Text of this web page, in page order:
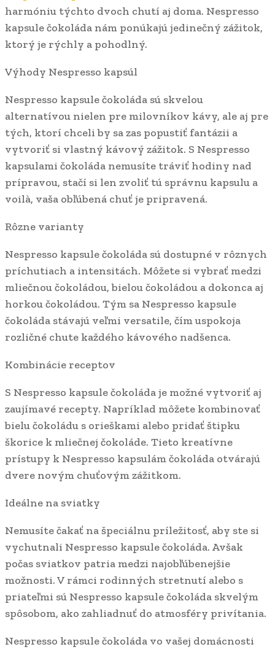
harmóniu týchto dvoch chutí aj doma. Nespresso
kapsule čokoláda nám ponúkajú jedinečný zážitok,
ktorý je rýchly a pohodlný.
Výhody Nespresso kapsúl
Nespresso kapsule čokoláda sú skvelou
alternatívou nielen pre milovníkov kávy, ale aj pre
tých, ktorí chceli by sa zas popustiť fantázii a
vytvoriť si vlastný kávový zážitok. S Nespresso
kapsulami čokoláda nemusíte tráviť hodiny nad
prípravou, stačí si len zvoliť tú správnu kapsulu a
voilà, vaša obľúbená chuť je pripravená.
Rôzne varianty
Nespresso kapsule čokoláda sú dostupné v rôznych
príchutiach a intensitách. Môžete si vybrať medzi
mliečnou čokoládou, bielou čokoládou a dokonca aj
horkou čokoládou. Tým sa Nespresso kapsule
čokoláda stávajú veľmi versatile, čím uspokoja
rozličné chute každého kávového nadšenca.
Kombinácie receptov
S Nespresso kapsule čokoláda je možné vytvoriť aj
zaujímavé recepty. Napríklad môžete kombinovať
bielu čokoládu s orieškami alebo pridať štipku
škorice k mliečnej čokoláde. Tieto kreatívne
prístupy k Nespresso kapsulám čokoláda otvárajú
dvere novým chuťovým zážitkom.
Ideálne na sviatky
Nemusíte čakať na špeciálnu príležitosť, aby ste si
vychutnali Nespresso kapsule čokoláda. Avšak
počas sviatkov patria medzi najobľúbenejšie
možnosti. V rámci rodinných stretnutí alebo s
priateľmi sú Nespresso kapsule čokoláda skvelým
spôsobom, ako zahliadnuť do atmosféry privítania.
Nespresso kapsule čokoláda vo vašej domácnosti